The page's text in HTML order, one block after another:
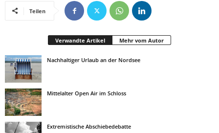
Teilen
Verwandte Artikel Mehr vom Autor
Nachhaltiger Urlaub an der Nordsee
Mittelalter Open Air im Schloss
Extremistische Abschiebedebatte